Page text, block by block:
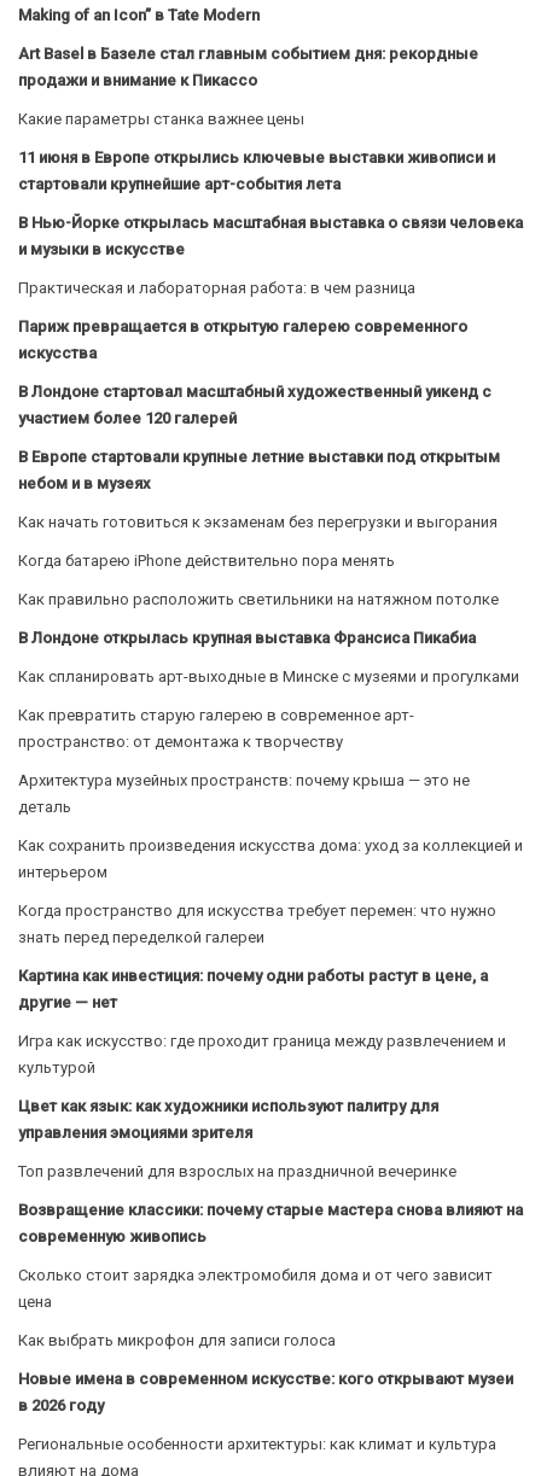
Making of an Icon” в Tate Modern
Art Basel в Базеле стал главным событием дня: рекордные
продажи и внимание к Пикассо
Какие параметры станка важнее цены
11 июня в Европе открылись ключевые выставки живописи и
стартовали крупнейшие арт-события лета
В Нью-Йорке открылась масштабная выставка о связи человека
и музыки в искусстве
Практическая и лабораторная работа: в чем разница
Париж превращается в открытую галерею современного
искусства
В Лондоне стартовал масштабный художественный уикенд с
участием более 120 галерей
В Европе стартовали крупные летние выставки под открытым
небом и в музеях
Как начать готовиться к экзаменам без перегрузки и выгорания
Когда батарею iPhone действительно пора менять
Как правильно расположить светильники на натяжном потолке
В Лондоне открылась крупная выставка Франсиса Пикабиа
Как спланировать арт-выходные в Минске с музеями и прогулками
Как превратить старую галерею в современное арт-
пространство: от демонтажа к творчеству
Архитектура музейных пространств: почему крыша — это не
деталь
Как сохранить произведения искусства дома: уход за коллекцией и
интерьером
Когда пространство для искусства требует перемен: что нужно
знать перед переделкой галереи
Картина как инвестиция: почему одни работы растут в цене, а
другие — нет
Игра как искусство: где проходит граница между развлечением и
культурой
Цвет как язык: как художники используют палитру для
управления эмоциями зрителя
Топ развлечений для взрослых на праздничной вечеринке
Возвращение классики: почему старые мастера снова влияют на
современную живопись
Сколько стоит зарядка электромобиля дома и от чего зависит
цена
Как выбрать микрофон для записи голоса
Новые имена в современном искусстве: кого открывают музеи
в 2026 году
Региональные особенности архитектуры: как климат и культура
влияют на дома